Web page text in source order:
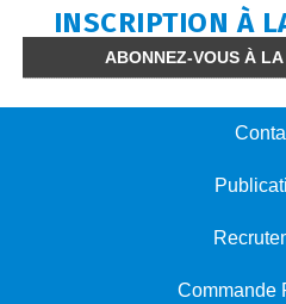
INSCRIPTION À
ABONNEZ-VOUS À
Commande